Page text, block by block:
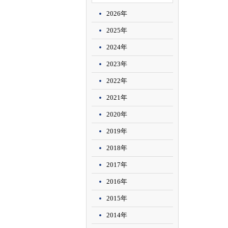
2026年
2025年
2024年
2023年
2022年
2021年
2020年
2019年
2018年
2017年
2016年
2015年
2014年